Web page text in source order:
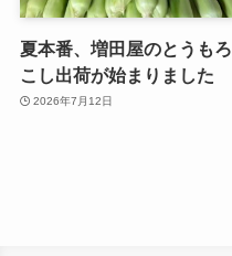
夏本番、増田屋のとうもろ
こし出荷が始まりました
2026年7月12日